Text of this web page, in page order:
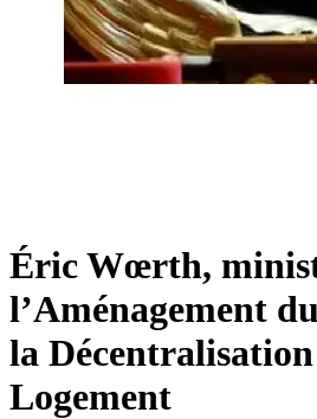
Éric Wœrth,
l’Aménagement
la
Logement